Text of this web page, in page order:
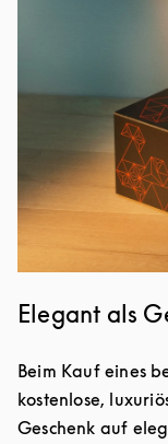
Elegant als
Beim Kauf eines
kostenlose,
Geschenk auf